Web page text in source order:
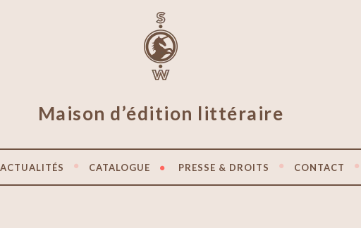
Maison d’édition littéraire
ACTUALITÉS CATALOGUE PRESSE & DROITS CONTACT